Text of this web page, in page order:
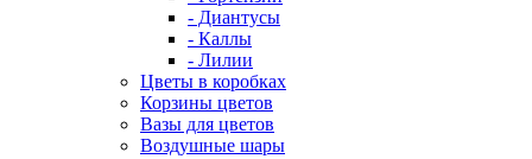
- Диантусы
- Каллы
- Лилии
Цветы в коробках
Корзины цветов
Вазы для цветов
Воздушные шары